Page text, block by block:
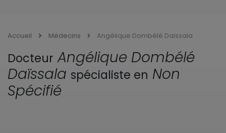
Accueil Médecins Angélique Dombélé Daïssala
Docteur Angélique Dombélé
Daïssala spécialiste en Non
Spécifié